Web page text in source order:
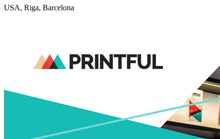
USA, Riga, Barcelona